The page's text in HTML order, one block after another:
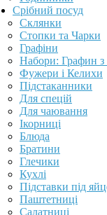
Срібний посуд
Склянки
Стопки та Чарки
Графіни
Набори: Графин з
Фужери і Келихи
Підстаканники
Для спецій
Для чаювання
Ікорниці
Блюда
Братини
Глечики
Кухлі
Підставки під
Паштетниці
Салатниці